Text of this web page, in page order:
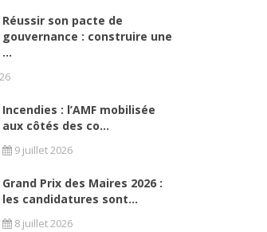
Réussir son pacte de
gouvernance : construire une
...
Incendies : l’AMF mobilisée
aux côtés des co...
9 juillet 2026
Grand Prix des Maires 2026 :
les candidatures sont...
8 juillet 2026